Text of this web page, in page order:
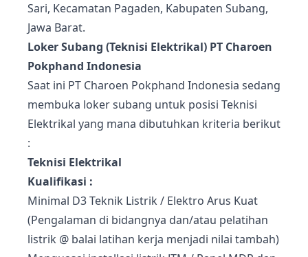
Sari, Kecamatan Pagaden, Kabupaten Subang,
Jawa Barat.
Loker Subang (Teknisi Elektrikal) PT Charoen
Pokphand Indonesia
Saat ini PT Charoen Pokphand Indonesia sedang
membuka loker subang untuk posisi Teknisi
Elektrikal yang mana dibutuhkan kriteria berikut
:
Teknisi Elektrikal
Kualifikasi :
Minimal D3 Teknik Listrik / Elektro Arus Kuat
(Pengalaman di bidangnya dan/atau pelatihan
listrik @ balai latihan kerja menjadi nilai tambah)